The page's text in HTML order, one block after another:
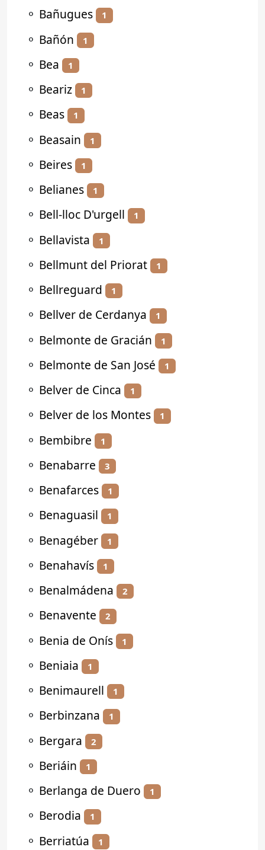
⚬ Bañugues 1
⚬ Bañón 1
⚬ Bea 1
⚬ Beariz 1
⚬ Beas 1
⚬ Beasain 1
⚬ Beires 1
⚬ Belianes 1
⚬ Bell-lloc D'urgell 1
⚬ Bellavista 1
⚬ Bellmunt del Priorat 1
⚬ Bellreguard 1
⚬ Bellver de Cerdanya 1
⚬ Belmonte de Gracián 1
⚬ Belmonte de San José 1
⚬ Belver de Cinca 1
⚬ Belver de los Montes 1
⚬ Bembibre 1
⚬ Benabarre 3
⚬ Benafarces 1
⚬ Benaguasil 1
⚬ Benagéber 1
⚬ Benahavís 1
⚬ Benalmádena 2
⚬ Benavente 2
⚬ Benia de Onís 1
⚬ Beniaia 1
⚬ Benimaurell 1
⚬ Berbinzana 1
⚬ Bergara 2
⚬ Beriáin 1
⚬ Berlanga de Duero 1
⚬ Berodia 1
⚬ Berriatúa 1